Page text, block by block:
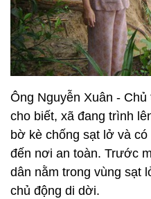
Ông Nguyễn Xuân -
cho biết, xã đang trình
bờ kè chống sạt lở và
đến nơi an toàn. Trước
dân nằm trong vùng sạt
chủ động di dời.